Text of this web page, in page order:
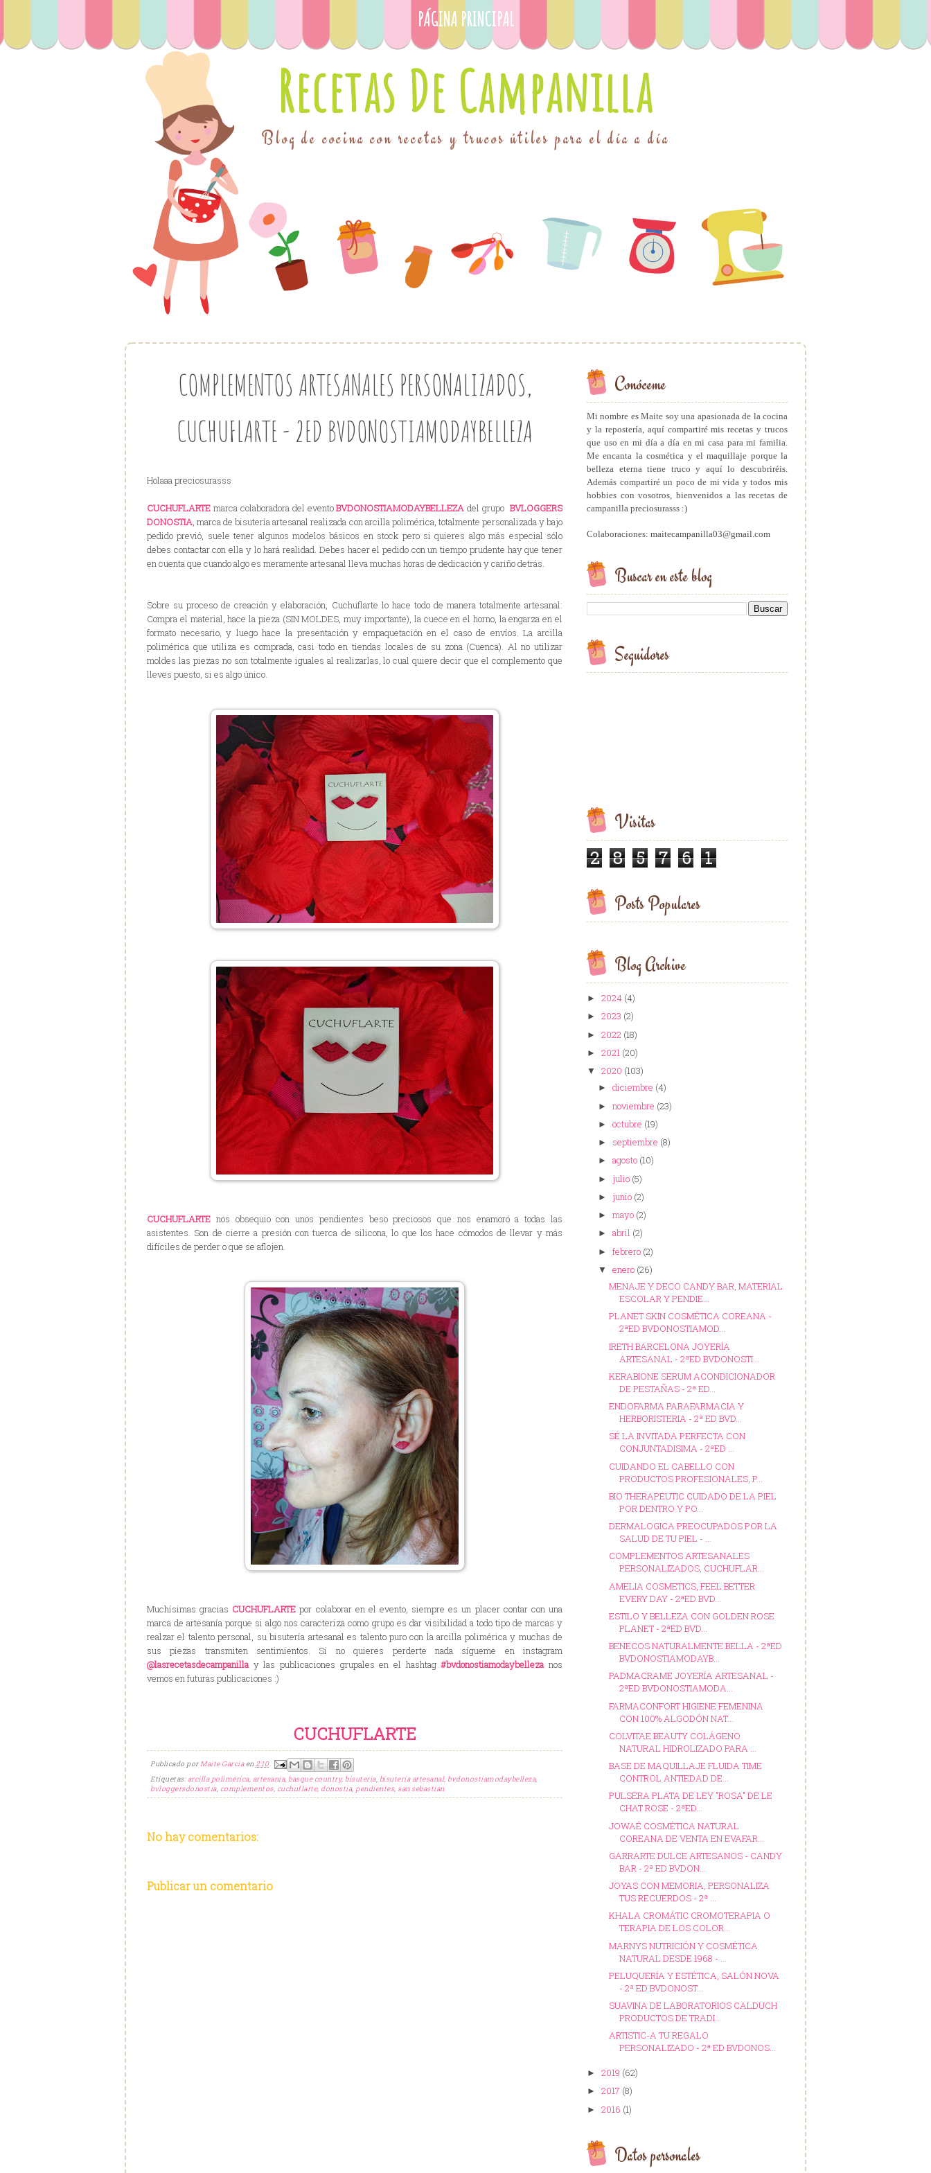
PÁGINA PRINCIPAL
Recetas De Campanilla
Blog de cocina con recetas y trucos útiles para el día a día
COMPLEMENTOS ARTESANALES PERSONALIZADOS,
CUCHUFLARTE - 2ED BVDONOSTIAMODAYBELLEZA
Holaaa preciosurasss
CUCHUFLARTE marca colaboradora del eventoBVDONOSTIAMODAYBELLEZA del grupoBVLOGGERS
DONOSTIA, marca de bisutería artesanal realizada con arcilla polimérica, totalmente personalizada y bajo
pedido previó, suele tener algunos modelos básicos en stock pero si quieres algo más especial sólo
debes contactar con ella y lo hará realidad. Debes hacer el pedido con un tiempo prudente hay que tener
en cuenta que cuando algo es meramente artesanal lleva muchas horas de dedicación y cariño detrás.
Sobre su proceso de creación y elaboración, Cuchuflarte lo hace todo de manera totalmente artesanal:
Compra el material, hace la pieza (SIN MOLDES, muy importante), la cuece en el horno, la engarza en el
formato necesario, y luego hace la presentación y empaquetación en el caso de envíos. La arcilla
polimérica que utiliza es comprada, casi todo en tiendas locales de su zona (Cuenca). Al no utilizar
moldes las piezas no son totalmente iguales al realizarlas, lo cual quiere decir que el complemento que
lleves puesto, si es algo único.
CUCHUFLARTE nos obsequio con unos pendientes beso preciosos que nos enamoró a todas las
asistentes. Son de cierre a presión con tuerca de silicona, lo que los hace cómodos de llevar y más
difíciles de perder o que se aflojen.
Muchísimas gracias CUCHUFLARTE por colaborar en el evento, siempre es un placer contar con una
marca de artesanía porque si algo nos caracteriza como grupo es dar visibilidad a todo tipo de marcas y
realzar el talento personal, su bisutería artesanal es talento puro con la arcilla polimérica y muchas de
sus piezas transmiten sentimientos. Si no quieres perderte nada sígueme en instagram
@lasrecetasdecampanillay las publicaciones grupales en el hashtag#bvdonostiamodaybellezanos
vemos en futuras publicaciones :)
CUCHUFLARTE
Publicado porMaite Garcia en 2:10
Etiquetas:arcilla polimérica, artesania, basque country, bisuteria, bisuteria artesanal, bvdonostiamodaybelleza,
bvloggersdonostia, complementos, cuchuflarte, donostia, pendientes, san sebastian
No hay comentarios:
Publicar un comentario
Conóceme
Mi nombre es Maite soy una apasionada de la cocina
y la repostería, aquí compartiré mis recetas y trucos
que uso en mi día a día en mi casa para mi familia.
Me encanta la cosmética y el maquillaje porque la
belleza eterna tiene truco y aquí lo descubriréis.
Además compartiré un poco de mi vida y todos mis
hobbies con vosotros, bienvenidos a las recetas de
campanilla preciosurasss :)
Colaboraciones: maitecampanilla03@gmail.com
Buscar en este blog
Seguidores
Visitas
2 8 5 7 6 1
Posts Populares
Blog Archive
► 2024 (4)
► 2023 (2)
► 2022 (18)
► 2021 (20)
▼ 2020 (103)
► diciembre (4)
► noviembre (23)
► octubre (19)
► septiembre (8)
► agosto (10)
► julio (5)
► junio (2)
► mayo (2)
► abril (2)
► febrero (2)
▼ enero (26)
MENAJE Y DECO CANDY BAR, MATERIAL
ESCOLAR Y PENDIE...
PLANET SKIN COSMÉTICA COREANA -
2ªED BVDONOSTIAMOD...
IRETH BARCELONA JOYERÍA
ARTESANAL - 2ªED BVDONOSTI...
KERABIONE SERUM ACONDICIONADOR
DE PESTAÑAS - 2ª ED...
ENDOFARMA PARAFARMACIA Y
HERBORISTERIA - 2ª ED BVD...
SÉ LA INVITADA PERFECTA CON
CONJUNTADISIMA - 2ªED ...
CUIDANDO EL CABELLO CON
PRODUCTOS PROFESIONALES, P...
BIO THERAPEUTIC CUIDADO DE LA PIEL
POR DENTRO Y PO...
DERMALOGICA PREOCUPADOS POR LA
SALUD DE TU PIEL - ...
COMPLEMENTOS ARTESANALES
PERSONALIZADOS, CUCHUFLAR...
AMELIA COSMETICS, FEEL BETTER
EVERY DAY - 2ªED BVD...
ESTILO Y BELLEZA CON GOLDEN ROSE
PLANET - 2ªED BVD...
BENECOS NATURALMENTE BELLA - 2ªED
BVDONOSTIAMODAYB...
PADMACRAME JOYERÍA ARTESANAL -
2ªED BVDONOSTIAMODA...
FARMACONFORT HIGIENE FEMENINA
CON 100% ALGODÓN NAT...
COLVITAE BEAUTY COLÁGENO
NATURAL HIDROLIZADO PARA ...
BASE DE MAQUILLAJE FLUIDA TIME
CONTROL ANTIEDAD DE...
PULSERA PLATA DE LEY "ROSA" DE LE
CHAT ROSE - 2ªED...
JOWAÉ COSMÉTICA NATURAL
COREANA DE VENTA EN EVAFAR...
GARRARTE DULCE ARTESANOS - CANDY
BAR - 2ª ED BVDON...
JOYAS CON MEMORIA, PERSONALIZA
TUS RECUERDOS - 2ª ...
KHALA CROMÁTIC CROMOTERAPIA O
TERAPIA DE LOS COLOR...
MARNYS NUTRICIÓN Y COSMÉTICA
NATURAL DESDE 1968 - ...
PELUQUERÍA Y ESTÉTICA, SALÓN NOVA
- 2ª ED BVDONOST...
SUAVINA DE LABORATORIOS CALDUCH
PRODUCTOS DE TRADI...
ARTISTIC-A TU REGALO
PERSONALIZADO - 2ª ED BVDONOS...
► 2019 (62)
► 2017 (8)
► 2016 (1)
Datos personales